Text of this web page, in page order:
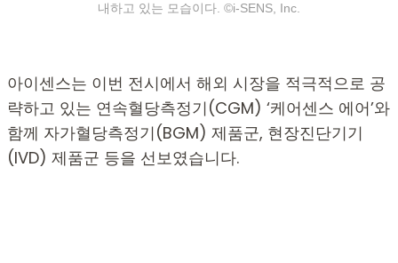
내하고 있는 모습이다. ©i-SENS, Inc.
아이센스는 이번 전시에서 해외 시장을 적극적으로 공
략하고 있는 연속혈당측정기(CGM) ‘케어센스 에어’와
함께 자가혈당측정기(BGM) 제품군, 현장진단기기
(IVD) 제품군 등을 선보였습니다.